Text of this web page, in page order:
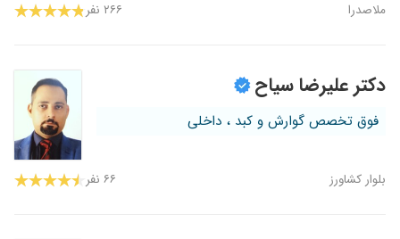
ملاصدرا ۲۶۶ نفر
دکتر علیرضا سیاح
فوق تخصص گوارش و کبد ، داخلی
بلوار کشاورز ۶۶ نفر